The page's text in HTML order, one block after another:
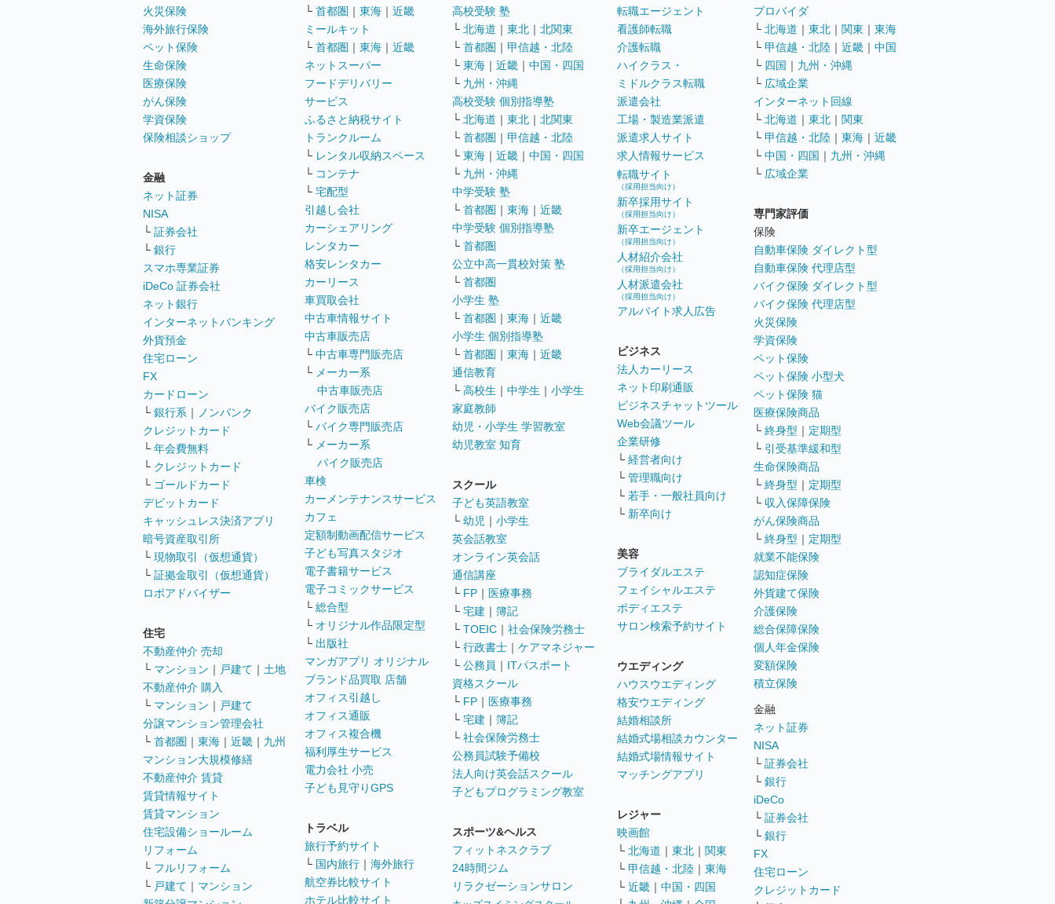
火災保険
海外旅行保険
ペット保険
生命保険
医療保険
がん保険
学資保険
保険相談ショップ
金融
ネット証券
NISA
└ 証券会社
└ 銀行
スマホ専業証券
iDeCo 証券会社
ネット銀行
インターネットバンキング
外貨預金
住宅ローン
FX
カードローン
└ 銀行系 ｜
ノンバンク
クレジットカード
└ 年会費無料
└ クレジットカード
└ ゴールドカード
デビットカード
キャッシュレス決済アプリ
暗号資産取引所
└ 現物取引（仮想通貨）
└ 証拠金取引（仮想通貨）
ロボアドバイザー
住宅
不動産仲介 売却
└ マンション ｜ 戸建て ｜ 土地
不動産仲介 購入
└ マンション ｜ 戸建て
分譲マンション管理会社
└ 首都圏 ｜ 東海 ｜ 近畿 ｜ 九州
マンション大規模修繕
不動産仲介 賃貸
賃貸情報サイト
賃貸マンション
住宅設備ショールーム
リフォーム
└ フルリフォーム
└ 戸建て ｜ マンション
└ 首都圏 ｜ 東海 ｜ 近畿
ミールキット
└ 首都圏 ｜ 東海 ｜ 近畿
ネットスーパー
フードデリバリー
サービス
ふるさと納税サイト
トランクルーム
└ レンタル収納スペース
└ コンテナ
└ 宅配型
引越し会社
カーシェアリング
レンタカー
格安レンタカー
カーリース
車買取会社
中古車情報サイト
中古車販売店
└ 中古車専門販売店
└ メーカー系
中古車販売店
バイク販売店
└ バイク専門販売店
└ メーカー系
バイク販売店
車検
カーメンテナンスサービス
カフェ
定額制動画配信サービス
子ども写真スタジオ
電子書籍サービス
電子コミックサービス
└ 総合型
└ オリジナル作品限定型
└ 出版社
マンガアプリ オリジナル
ブランド品買取 店舗
オフィス引越し
オフィス通販
オフィス複合機
福利厚生サービス
電力会社 小売
子ども見守りGPS
トラベル
旅行予約サイト
└ 国内旅行 ｜ 海外旅行
航空券比較サイト
ホテル比較サイト
高校受験 塾
└ 北海道 ｜ 東北 ｜ 北関東
└ 首都圏 ｜ 甲信越・北陸
└ 東海 ｜ 近畿 ｜ 中国・四国
└ 九州・沖縄
高校受験 個別指導塾
└ 北海道 ｜ 東北 ｜ 北関東
└ 首都圏 ｜ 甲信越・北陸
└ 東海 ｜ 近畿 ｜ 中国・四国
└ 九州・沖縄
中学受験 塾
└ 首都圏 ｜ 東海 ｜ 近畿
中学受験 個別指導塾
└ 首都圏
公立中高一貫校対策 塾
└ 首都圏
小学生 塾
└ 首都圏 ｜ 東海 ｜ 近畿
小学生 個別指導塾
└ 首都圏 ｜ 東海 ｜ 近畿
通信教育
└ 高校生 ｜ 中学生 ｜ 小学生
家庭教師
幼児・小学生 学習教室
幼児教室 知育
スクール
子ども英語教室
└ 幼児 ｜ 小学生
英会話教室
オンライン英会話
通信講座
└ FP ｜ 医療事務
└ 宅建 ｜ 簿記
└ TOEIC ｜ 社会保険労務士
└ 行政書士 ｜ ケアマネジャー
└ 公務員 ｜ ITパスポート
資格スクール
└ FP ｜ 医療事務
└ 宅建 ｜ 簿記
└ 社会保険労務士
公務員試験予備校
法人向け英会話スクール
子どもプログラミング教室
スポーツ&ヘルス
フィットネスクラブ
24時間ジム
リラクゼーションサロン
転職エージェント
看護師転職
介護転職
ハイクラス・
ミドルクラス転職
派遣会社
工場・製造業派遣
派遣求人サイト
求人情報サービス
転職サイト
（採用担当向け）
新卒採用サイト
（採用担当向け）
新卒エージェント
（採用担当向け）
人材紹介会社
（採用担当向け）
人材派遣会社
（採用担当向け）
アルバイト求人広告
ビジネス
法人カーリース
ネット印刷通販
ビジネスチャットツール
Web会議ツール
企業研修
└ 経営者向け
└ 管理職向け
└ 若手・一般社員向け
└ 新卒向け
美容
ブライダルエステ
フェイシャルエステ
ボディエステ
サロン検索予約サイト
ウエディング
ハウスウエディング
格安ウエディング
結婚相談所
結婚式場相談カウンター
結婚式場情報サイト
マッチングアプリ
レジャー
映画館
└ 北海道 ｜ 東北 ｜ 関東
└ 甲信越・北陸 ｜ 東海
└ 近畿 ｜ 中国・四国
プロバイダ
└ 北海道 ｜ 東北 ｜ 関東 ｜ 東海
└ 甲信越・北陸 ｜ 近畿 ｜ 中国
└ 四国 ｜ 九州・沖縄
└ 広域企業
インターネット回線
└ 北海道 ｜ 東北 ｜ 関東
└ 甲信越・北陸 ｜ 東海 ｜ 近畿
└ 中国・四国 ｜ 九州・沖縄
└ 広域企業
専門家評価
保険
自動車保険 ダイレクト型
自動車保険 代理店型
バイク保険 ダイレクト型
バイク保険 代理店型
火災保険
学資保険
ペット保険
ペット保険 小型犬
ペット保険 猫
医療保険商品
└ 終身型 ｜ 定期型
└ 引受基準緩和型
生命保険商品
└ 終身型 ｜ 定期型
└ 収入保障保険
がん保険商品
└ 終身型 ｜ 定期型
就業不能保険
認知症保険
外貨建て保険
介護保険
総合保障保険
個人年金保険
変額保険
積立保険
金融
ネット証券
NISA
└ 証券会社
└ 銀行
iDeCo
└ 証券会社
└ 銀行
FX
住宅ローン
クレジットカード